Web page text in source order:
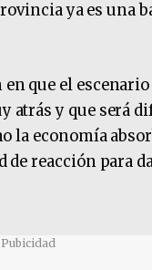
ya es una
que el
atrás y que será
la economía
reacción para
Pubicidad